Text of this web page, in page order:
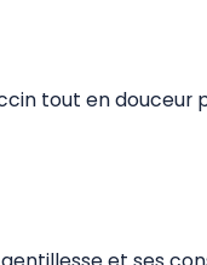
tout en douceur